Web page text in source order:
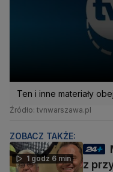
Ten i inne materiały
Źródło: tvnwarszawa.pl
ZOBACZ TAKŻE:
1 godz 6 min
z